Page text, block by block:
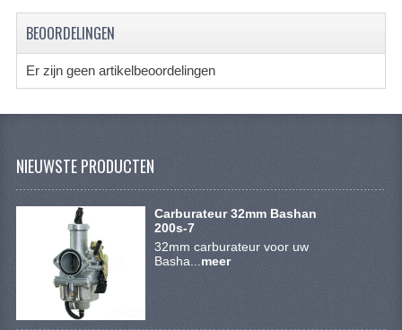
BASHAN 300S-18
ONDERHOUD PRODUCTEN BASHAN QUAD
SHINERAY ONDERDELEN
ONDERHOUDS PRODUCTEN
BEOORDELINGEN
Er zijn geen artikelbeoordelingen
NIEUWSTE PRODUCTEN
Carburateur 32mm Bashan
200s-7
32mm carburateur voor uw
Basha... meer